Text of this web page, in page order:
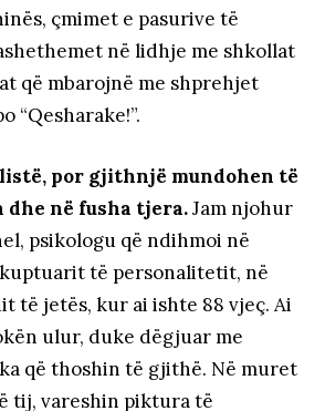
çmimet e pasurive të
në lidhje me shkollat
që mbarojnë me shprehjet
“Qesharake!”.
por gjithnjë mundohen të
dhe në fusha tjera.Jam njohur
psikologu që ndihmoi në
të personalitetit, në
të jetës, kur ai ishte 88 vjeç. Ai
ulur, duke dëgjuar me
që thoshin të gjithë. Në muret
tij, vareshin piktura të